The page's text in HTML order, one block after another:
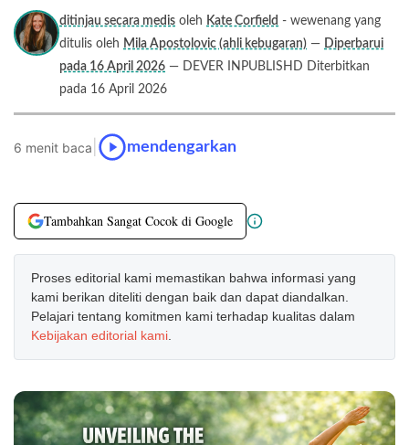
ditinjau secara medis oleh Kate Corfield - wewenang yang
ditulis oleh Mila Apostolovic (ahli kebugaran) — Diperbarui
pada 16 April 2026 — DEVER INPUBLISHD Diterbitkan
pada 16 April 2026
6 menit baca mendengarkan
Tambahkan Sangat Cocok di Google
Proses editorial kami memastikan bahwa informasi yang
kami berikan diteliti dengan baik dan dapat diandalkan.
Pelajari tentang komitmen kami terhadap kualitas dalam
Kebijakan editorial kami